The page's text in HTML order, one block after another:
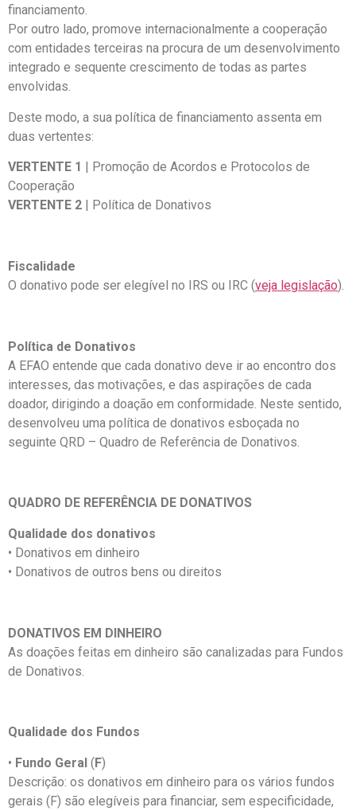
financiamento.
Por outro lado, promove internacionalmente a cooperação
com entidades terceiras na procura de um desenvolvimento
integrado e sequente crescimento de todas as partes
envolvidas.
Deste modo, a sua política de financiamento assenta em
duas vertentes:
VERTENTE 1 | Promoção de Acordos e Protocolos de
Cooperação
VERTENTE 2 | Política de Donativos
Fiscalidade
O donativo pode ser elegível no IRS ou IRC (veja legislação).
Política de Donativos
A EFAO entende que cada donativo deve ir ao encontro dos
interesses, das motivações, e das aspirações de cada
doador, dirigindo a doação em conformidade. Neste sentido,
desenvolveu uma política de donativos esboçada no
seguinte QRD – Quadro de Referência de Donativos.
QUADRO DE REFERÊNCIA DE DONATIVOS
Qualidade dos donativos
• Donativos em dinheiro
• Donativos de outros bens ou direitos
DONATIVOS EM DINHEIRO
As doações feitas em dinheiro são canalizadas para Fundos
de Donativos.
Qualidade dos Fundos
• Fundo Geral (F)
Descrição: os donativos em dinheiro para os vários fundos
gerais (F) são elegíveis para financiar, sem especificidade,